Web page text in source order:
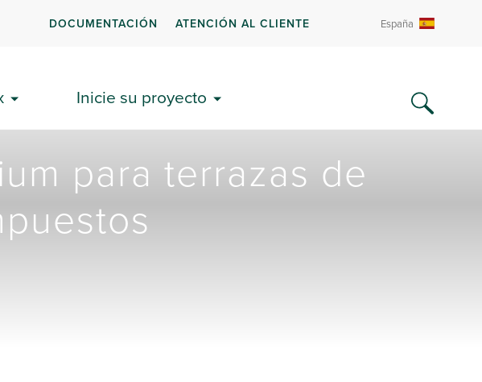
DOCUMENTACIÓN ATENCIÓN AL CLIENTE España
Inicie su proyecto
para terrazas de